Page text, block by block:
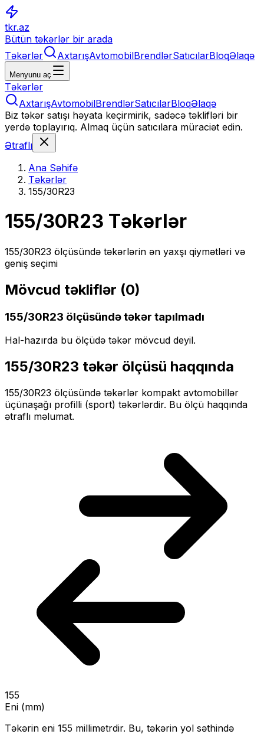
tkr.az
Bütün təkərlər bir arada
Təkərlər
AxtarışAvtomobilBrendlərSatıcılarBloqƏlaqə
Menyunu aç
Təkərlər
AxtarışAvtomobilBrendlərSatıcılarBloqƏlaqə
Biz təkər satışı həyata keçirmirik, sadəcə təklifləri bir
yerdə toplayırıq. Almaq üçün satıcılara müraciət edin.
Ətraflı
Ana Səhifə
Təkərlər
155/30R23
155/30R23 Təkərlər
155/30R23 ölçüsündə təkərlərin ən yaxşı qiymətləri və
geniş seçimi
Mövcud təkliflər (0)
155/30R23 ölçüsündə təkər tapılmadı
Hal-hazırda bu ölçüdə təkər mövcud deyil.
155/30R23 təkər ölçüsü haqqında
155/30R23 ölçüsündə təkərlər kompakt avtomobillər
üçünaşağı profilli (sport) təkərlərdir. Bu ölçü haqqında
ətraflı məlumat.
155
Eni (mm)
Təkərin eni 155 millimetrdir. Bu, təkərin yol səthində